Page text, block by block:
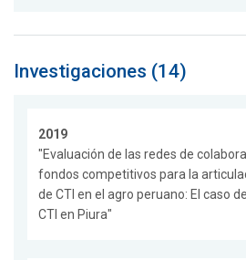
Investigaciones (14)
2019
"Evaluación de las redes de
fondos competitivos para la
de CTI en el agro peruano: El caso
CTI en Piura"